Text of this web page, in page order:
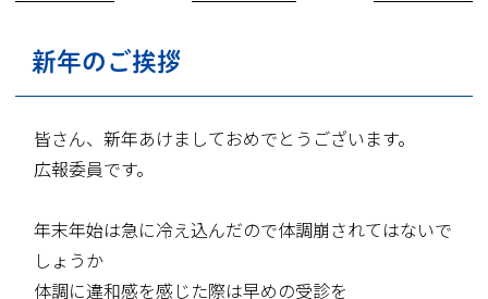
新年のご挨拶
皆さん、新年あけましておめでとうございます。
広報委員です。
年末年始は急に冷え込んだので体調崩されてはないで
しょうか
体調に違和感を感じた際は早めの受診を